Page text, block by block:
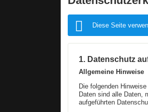
Diese Seite
1. Datenschutz
Allgemeine Hinweise
Die folgenden
Daten sind alle Daten,
aufgeführten